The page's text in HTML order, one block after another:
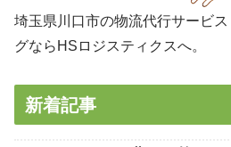
埼玉県川口市の物流代行サービ
グならHSロジスティクスへ。
新着記事